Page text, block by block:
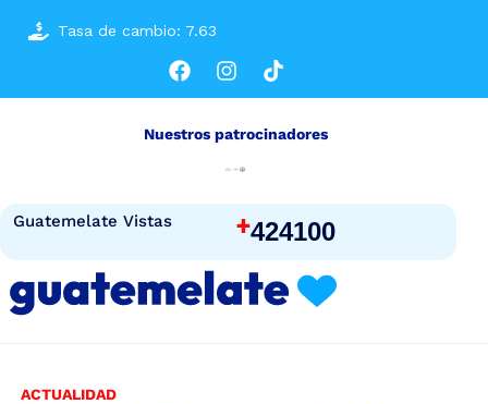
Tasa de cambio: 7.63
Guatemelate Vistas +424100
Nuestros patrocinadores
ACTUALIDAD